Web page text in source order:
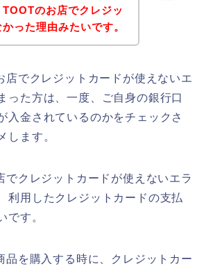
のお店でクレジッ
った理由みたいです。
店でクレジットカードが使えないエ
った方は、一度、ご自身の銀行口
入金されているのかをチェックさ
します。
でクレジットカードが使えないエラ
利用したクレジットカードの支払
です。
品を購入する時に、クレジットカー